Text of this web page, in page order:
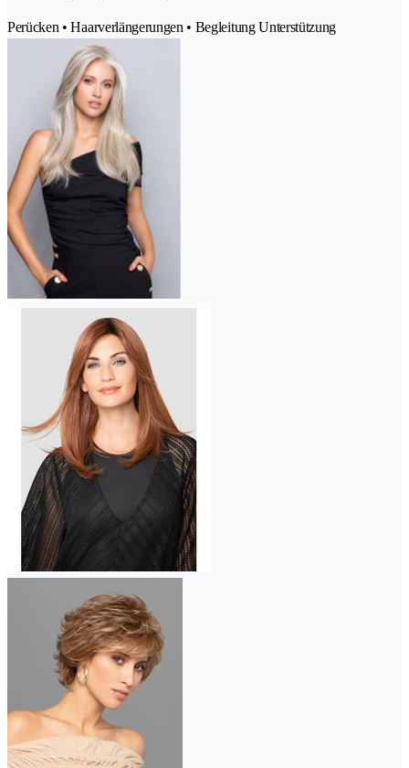
Perücken • Haarverlängerungen • Begleitung Unterstützung